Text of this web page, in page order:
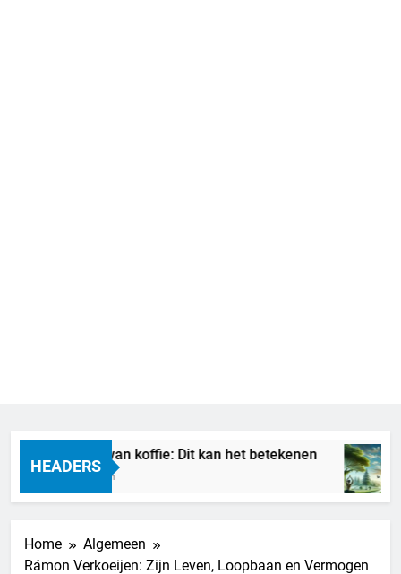
HEADERS
Droom je van koffie: Dit kan het betekenen
9 Uur Geleden
Home
Algemeen
Rámon Verkoeijen: Zijn Leven, Loopbaan en Vermogen